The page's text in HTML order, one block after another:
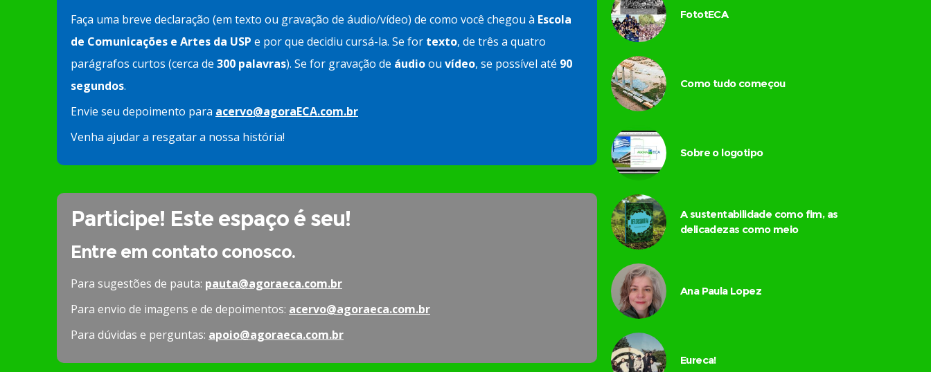
Faça uma breve declaração (em texto ou gravação de áudio/vídeo) de como você chegou à Escola
de Comunicações e Artes da USP e por que decidiu cursá-la. Se for texto, de três a quatro
parágrafos curtos (cerca de 300 palavras). Se for gravação de áudioou vídeo, se possível até 90
segundos.
Envie seu depoimento para acervo@agoraECA.com.br
Venha ajudar a resgatar a nossa história!
Participe! Este espaço é seu!
Entre em contato conosco.
Para sugestões de pauta: pauta@agoraeca.com.br
Para envio de imagens e de depoimentos: acervo@agoraeca.com.br
Para dúvidas e perguntas: apoio@agoraeca.com.br
FototECA
Como tudo começou
Sobre o logotipo
A sustentabilidade como fim, as
delicadezas como meio
Ana Paula Lopez
Eureca!